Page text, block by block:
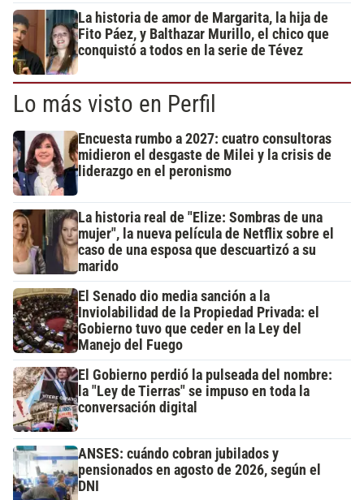
La historia de amor de Margarita, la hija de
Fito Páez, y Balthazar Murillo, el chico que
conquistó a todos en la serie de Tévez
Lo más visto en Perfil
Encuesta rumbo a 2027: cuatro consultoras
midieron el desgaste de Milei y la crisis de
liderazgo en el peronismo
La historia real de "Elize: Sombras de una
mujer", la nueva película de Netflix sobre el
caso de una esposa que descuartizó a su
marido
El Senado dio media sanción a la
Inviolabilidad de la Propiedad Privada: el
Gobierno tuvo que ceder en la Ley del
Manejo del Fuego
El Gobierno perdió la pulseada del nombre:
la "Ley de Tierras" se impuso en toda la
conversación digital
ANSES: cuándo cobran jubilados y
pensionados en agosto de 2026, según el
DNI